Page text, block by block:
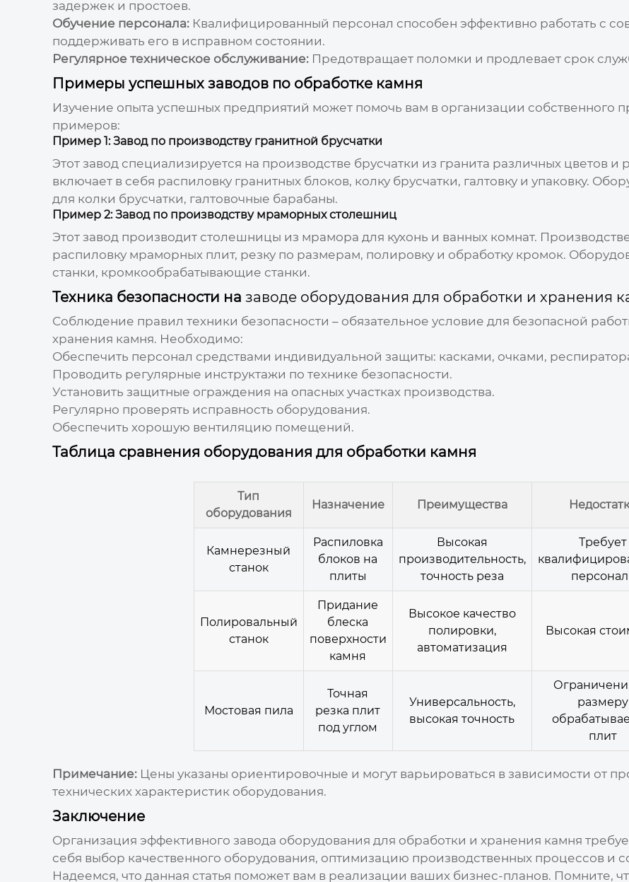
задержек и простоев.
Обучение персонала:Квалифицированный персонал способен эффективно работать с
поддерживать его в исправном состоянии.
Регулярное техническое обслуживание:Предотвращает поломки и продлевает срок
Примеры успешных заводов по обработке камня
Изучение опыта успешных предприятий может помочь вам в организации собственного
примеров:
Пример 1: Завод по производству гранитной брусчатки
Этот завод специализируется на производстве брусчатки из гранита различных цветов
включает в себя распиловку гранитных блоков, колку брусчатки, галтовку и упаковку.
для колки брусчатки, галтовочные барабаны.
Пример 2: Завод по производству мраморных столешниц
Этот завод производит столешницы из мрамора для кухонь и ванных комнат.
распиловку мраморных плит, резку по размерам, полировку и обработку кромок.
станки, кромкообрабатывающие станки.
Техника безопасности на заводе оборудования для обработки и хранения
Соблюдение правил техники безопасности – обязательное условие для безопасной
хранения камня. Необходимо:
Обеспечить персонал средствами индивидуальной защиты: касками, очками,
Проводить регулярные инструктажи по технике безопасности.
Установить защитные ограждения на опасных участках производства.
Регулярно проверять исправность оборудования.
Обеспечить хорошую вентиляцию помещений.
Таблица сравнения оборудования для обработки камня
Тип
оборудования
Назначение Преимущества
Камнерезный
станок
Распиловка
блоков на
плиты
Высокая
производительность,
точность реза
Требует
Полировальный
станок
Придание
блеска
поверхности
камня
Высокое качество
полировки,
автоматизация
Высокая
Мостовая пила
Точная
резка плит
под углом
Универсальность,
высокая точность
размеру
плит
Примечание:Цены указаны ориентировочные и могут варьироваться в зависимости от
технических характеристик оборудования.
Заключение
Организация эффективного завода оборудования для обработки и хранения камня
себя выбор качественного оборудования, оптимизацию производственных процессов и
Надеемся, что данная статья поможет вам в реализации ваших бизнес-планов. Помните,